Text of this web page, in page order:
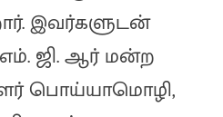
இவர்களுடன்
ஜி. ஆர் மன்ற
பொய்யாமொழி,